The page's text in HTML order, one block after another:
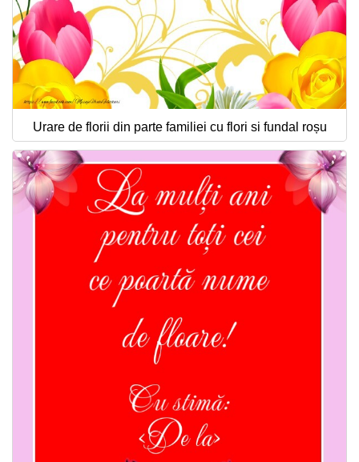
Urare de florii din parte familiei cu flori si fundal roșu